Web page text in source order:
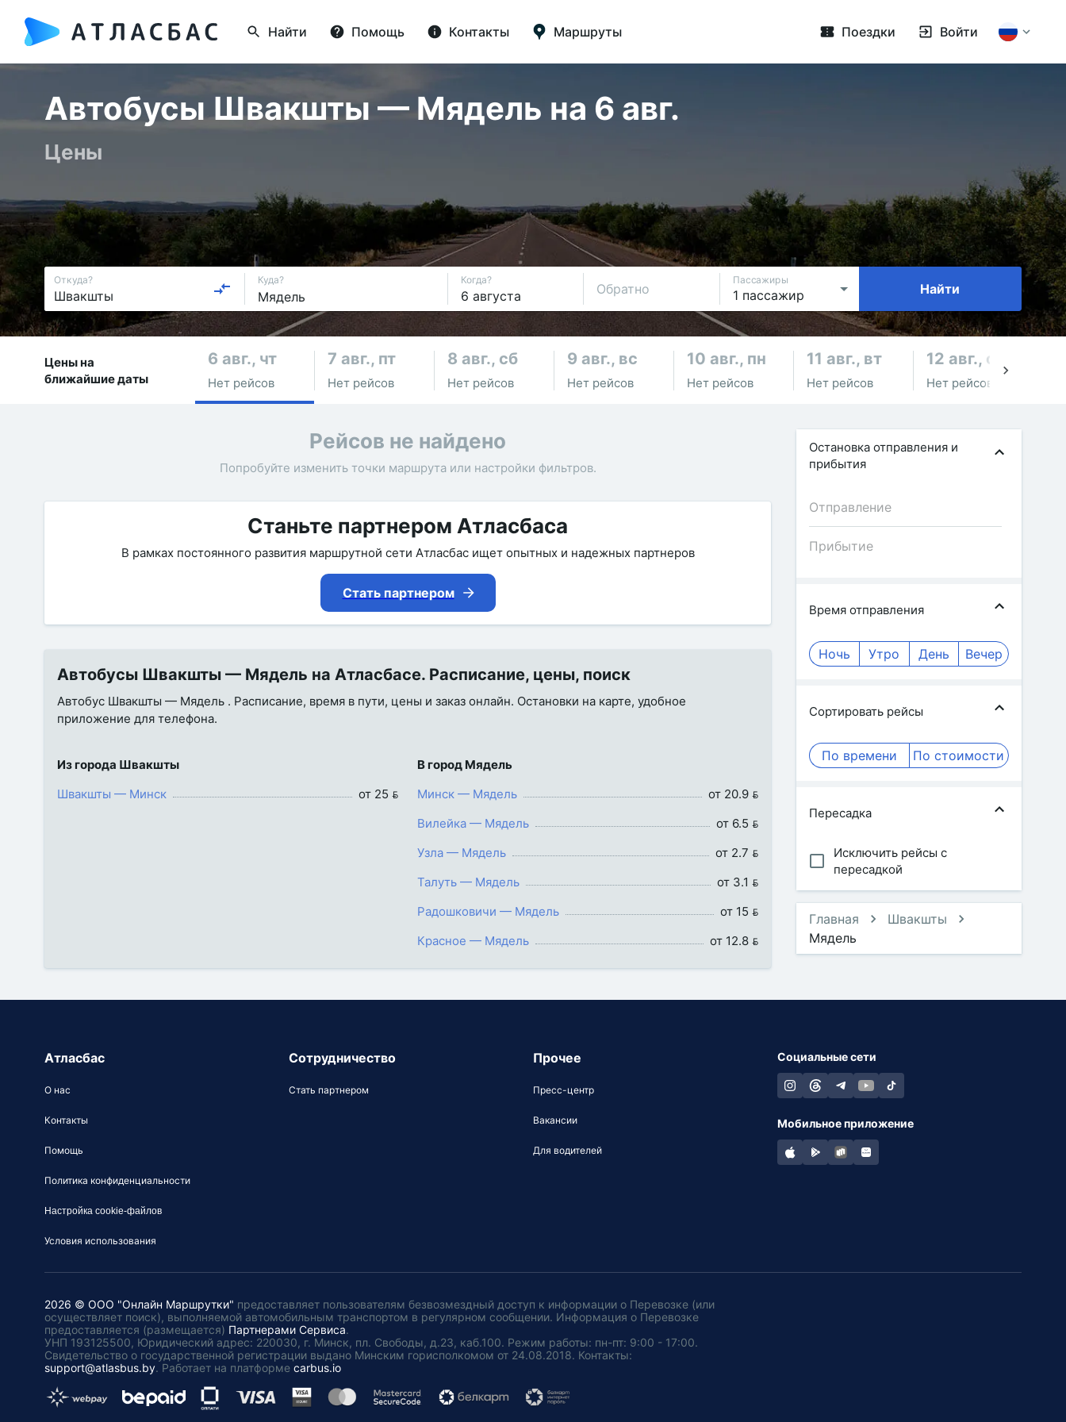
Найти Помощь Контакты Маршруты Поездки Войти
Автобусы Швакшты — Мядель на 6 авг.
Цены
Откуда? Куда? Когда?
Обратно
Пассажиры
Найти
Цены на
ближайшие даты
6 авг., чт
Нет рейсов
7 авг., пт
Нет рейсов
8 авг., сб
Нет рейсов
9 авг., вс
Нет рейсов
10 авг., пн
Нет рейсов
11 авг., вт
Нет рейсов
12 авг., ср
Нет рейсов
Рейсов не найдено
Попробуйте изменить точки маршрута или настройки фильтров.
Станьте партнером Атласбаса
В рамках постоянного развития маршрутной сети Атласбас ищет опытных и надежных партнеров
Стать партнером
Автобусы Швакшты — Мядель на Атласбасе. Расписание, цены, поиск
Автобус Швакшты — Мядель . Расписание, время в пути, цены и заказ онлайн. Остановки на карте, удобное
приложение для телефона.
Из города Швакшты
Швакшты — Минск
от 25 
В город Мядель
Минск — Мядель
от 20.9 
Вилейка — Мядель
от 6.5 
Узла — Мядель
от 2.7 
Талуть — Мядель
от 3.1 
Радошковичи — Мядель
от 15 
Красное — Мядель
от 12.8 
Остановка отправления и
прибытия
Время отправления
Ночь Утро День Вечер
Сортировать рейсы
По времени По стоимости
Пересадка
Исключить рейсы с
пересадкой
Главная
Швакшты
Мядель
Атласбас
О нас
Контакты
Помощь
Политика конфиденциальности
Настройка cookie-файлов
Условия использования
Сотрудничество
Стать партнером
Прочее
Пресс-центр
Вакансии
Для водителей
Социальные сети
Мобильное приложение
2026 © ООО "Онлайн Маршрутки" предоставляет пользователям безвозмездный доступ к информации о Перевозке (или
осуществляет поиск), выполняемой автомобильным транспортом в регулярном сообщении. Информация о Перевозке
предоставляется (размещается) Партнерами Сервиса.
УНП 193125500, Юридический адрес: 220030, г. Минск, пл. Свободы, д.23, каб.100. Режим работы: пн-пт: 9:00 - 17:00.
Свидетельство о государственной регистрации выдано Минским горисполкомом от 24.08.2018. Контакты:
support@atlasbus.by. Работает на платформе carbus.io